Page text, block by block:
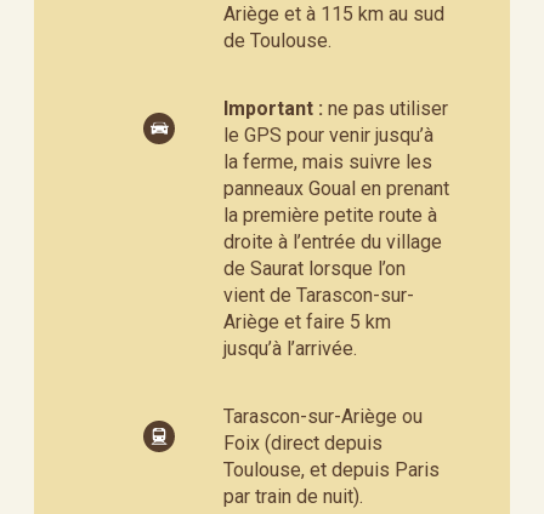
Ariège et à 115 km au sud
de Toulouse.
Important : ne pas utiliser
le GPS pour venir jusqu’à
la ferme, mais suivre les
panneaux Goual en prenant
la première petite route à
droite à l’entrée du village
de Saurat lorsque l’on
vient de Tarascon-sur-
Ariège et faire 5 km
jusqu’à l’arrivée.
Tarascon-sur-Ariège ou
Foix (direct depuis
Toulouse, et depuis Paris
par train de nuit).